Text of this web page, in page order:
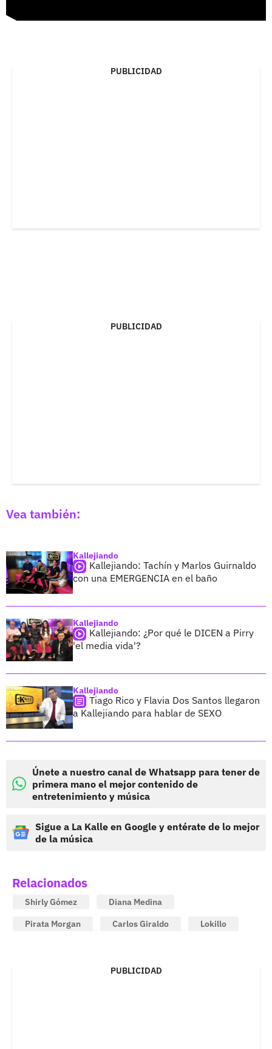
PUBLICIDAD
PUBLICIDAD
Vea también:
Kallejiando
Kallejiando: Tachín y Marlos Guirnaldo
con una EMERGENCIA en el baño
Kallejiando
Kallejiando: ¿Por qué le DICEN a Pirry
'el media vida'?
Kallejiando
Tiago Rico y Flavia Dos Santos llegaron
a Kallejiando para hablar de SEXO
Únete a nuestro canal de Whatsapp para tener de
primera mano el mejor contenido de
entretenimiento y música
Sigue a La Kalle en Google y entérate de lo mejor
de la música
Relacionados
Shirly Gómez
Diana Medina
Pirata Morgan
Carlos Giraldo Lokillo
PUBLICIDAD